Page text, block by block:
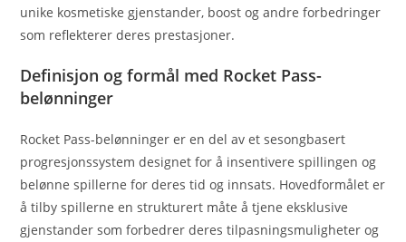
unike kosmetiske gjenstander, boost og andre forbedringer
som reflekterer deres prestasjoner.
Definisjon og formål med Rocket Pass-
belønninger
Rocket Pass-belønninger er en del av et sesongbasert
progresjonssystem designet for å insentivere spillingen og
belønne spillerne for deres tid og innsats. Hovedformålet er
å tilby spillerne en strukturert måte å tjene eksklusive
gjenstander som forbedrer deres tilpasningsmuligheter og